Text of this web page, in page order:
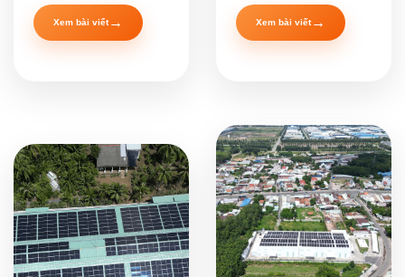
Xem bài viết→ Xem bài viết→